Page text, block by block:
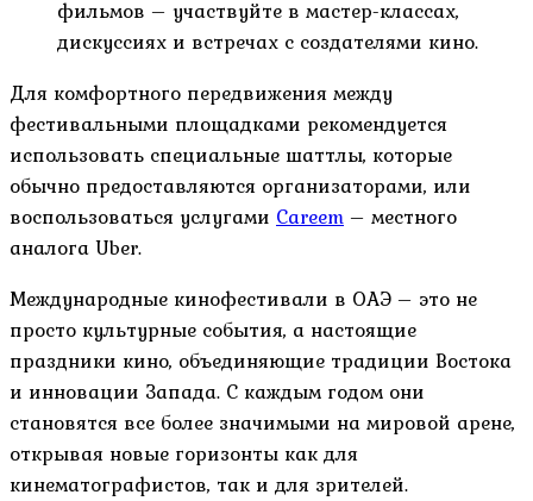
фильмов – участвуйте в мастер-классах,
дискуссиях и встречах с создателями кино.
Для комфортного передвижения между
фестивальными площадками рекомендуется
использовать специальные шаттлы, которые
обычно предоставляются организаторами, или
воспользоваться услугами Careem – местного
аналога Uber.
Международные кинофестивали в ОАЭ – это не
просто культурные события, а настоящие
праздники кино, объединяющие традиции Востока
и инновации Запада. С каждым годом они
становятся все более значимыми на мировой арене,
открывая новые горизонты как для
кинематографистов, так и для зрителей.